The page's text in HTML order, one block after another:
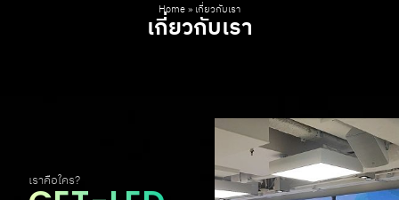
Home» เกี่ยวกับเรา
เกี่ยวกับเรา
เราคือใคร?